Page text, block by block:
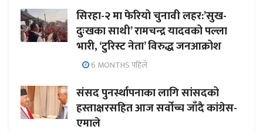
सिरहा-२ मा फेरियो चुनावी लहर:’सुख-
दुःखका साथी’ रामचन्द्र यादवको पल्ला
भारी, ‘टुरिस्ट नेता’ विरुद्ध जनआक्रोश
6 MONTHS पहिले
संसद पुनर्स्थापनाका लागि सांसदको
हस्ताक्षरसहित आज सर्वोच्च जाँदै कांग्रेस-
एमाले